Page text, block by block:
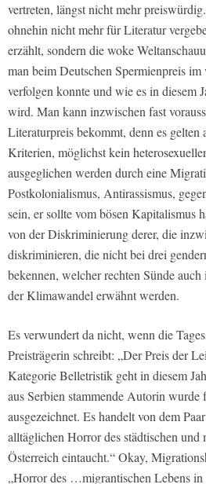
vertreten, längst nicht mehr
ohnehin nicht mehr für Literatur
erzählt, sondern die woke
man beim Deutschen Spermienpreis im
verfolgen konnte und wie es in diesem
wird. Man kann inzwischen fast
Literaturpreis bekommt, denn es gelten
Kriterien, möglichst kein
ausgeglichen werden durch eine
Postkolonialismus, Antirassismus,
sein, er sollte vom bösen Kapitalismus
von der Diskriminierung derer, die
diskriminieren, die nicht bei drei
bekennen, welcher rechten Sünde
der Klimawandel erwähnt werden.
Es verwundert da nicht, wenn die
Preisträgerin schreibt: „Der Preis der
Kategorie Belletristik geht in diesem
aus Serbien stammende Autorin
ausgezeichnet. Es handelt von dem
alltäglichen Horror des städtischen und
Österreich eintaucht.“ Okay,
„Horror des …migrantischen Lebens